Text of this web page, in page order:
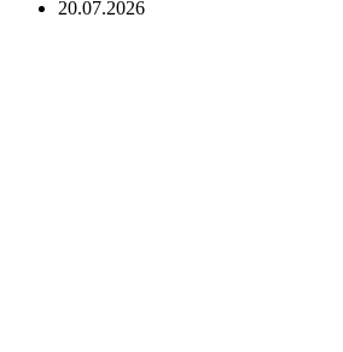
20.07.2026